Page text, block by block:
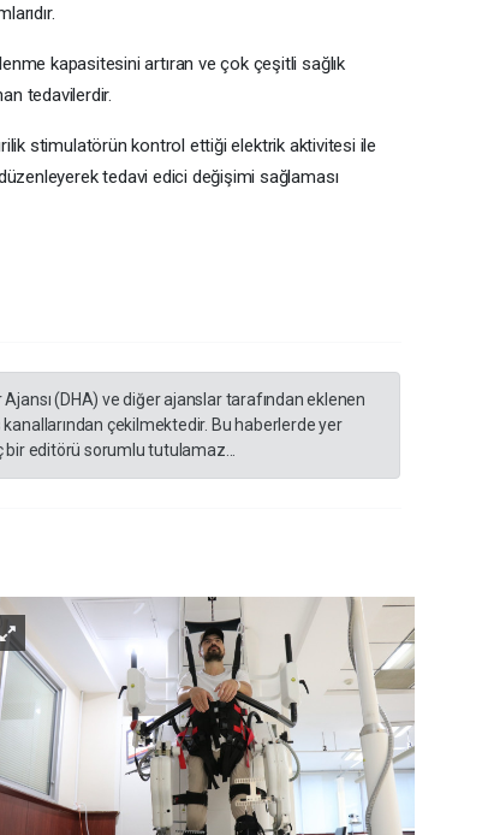
kapasitesini artıran ve çok çeşitli sağlık
tedavilerdir.
stimulatörün kontrol ettiği elektrik aktivitesi ile
tedavi edici değişimi sağlaması
(DHA) ve diğer ajanslar tarafından eklenen
çekilmektedir. Bu haberlerde yer
editörü sorumlu tutulamaz...